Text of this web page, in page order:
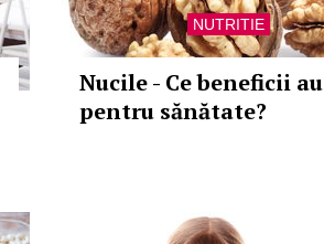
NUTRITIE
Nucile - Ce beneficii au
pentru sănătate?